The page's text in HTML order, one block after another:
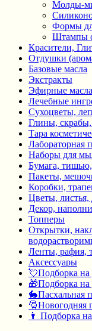
Молды-
Формы
Штампы
Красители,
Отдушки
Базовые масла
Экстракты
Эфирные масла
Лечебные
Сухоцветы,
Глины,
Тара
Лабораторная
Наборы для
Бумага,
Пакеты,
Коробки,
Цветы, листья,
Декор,
Топперы
Открытки,
Ленты, рафия,
Аксессуары
💘Подборка на
🎁Подборка на
🐇Пасхальная
🎅Новогодняя
👨 Подборка